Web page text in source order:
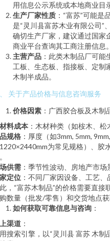
用信息公示系统或本地商业目
生产厂家性质 ：“富苏”可能
是“灵川县富苏木业有限公司”
确切生产厂家，建议通过国家
商业平台查询其工商注册信息。
主营产品 ：此类木制品厂可
工板、生态板、指接板、定制
木制半成品。
关于产品价格与信息咨询服务
价格因素 ：广西胶合板及木制
料成本 ：木材种类（如桉木、松
规格 ：厚度（如3mm, 5mm,
为常见规格）、胶
供需 ：季节性波动、房地产市场
定位 ：不同厂家因设备、工艺、
，“富苏木制品”的价格需要直
数量（批发/零售）和交货地点获
如何获取可靠信息与咨询 ：
渠道 ：
搜索引擎，以“灵川县 富苏 木制